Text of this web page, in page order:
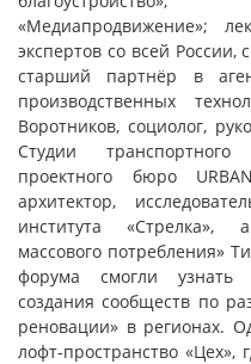
«Медиапродвижение»;
экспертов со всей России,
старший партнёр в
производственных
Воротников, социолог,
Студии транспортного
проектного бюро
архитектор,
института «Стрелка»,
массового потребления»
форума смогли узнать
создания сообществ по
реновации» в регионах.
лофт-пространство «Цех»,